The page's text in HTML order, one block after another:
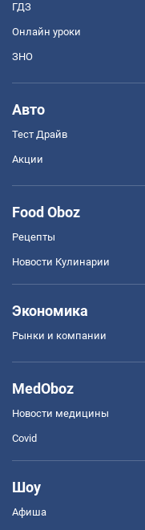
ГДЗ
Онлайн уроки
ЗНО
Авто
Тест Драйв
Акции
Food Oboz
Рецепты
Новости Кулинарии
Экономика
Рынки и компании
MedOboz
Новости медицины
Covid
Шоу
Афиша